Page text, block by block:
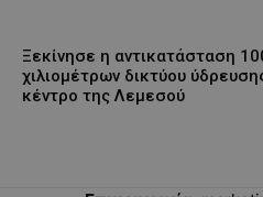
Ξεκίνησε η αντικατάσταση
χιλιομέτρων δικτύου
κέντρο της Λεμεσού